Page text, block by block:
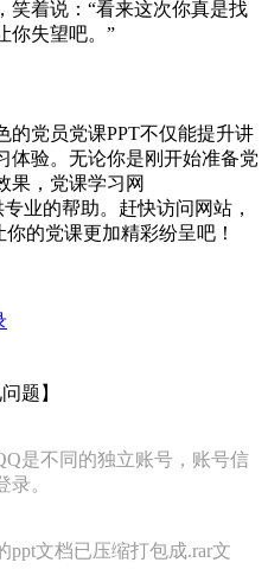
笑着说：“看来这次你真是找
你失望吧。”
的党员党课PPT不仅能提升讲
体验。无论你是刚开始准备党
果，党课学习网
业的帮助。赶快访问网站，
的党课更加精彩纷呈吧！
题】
是不同的独立账号，账号信
。
ppt文档已压缩打包成.rar文